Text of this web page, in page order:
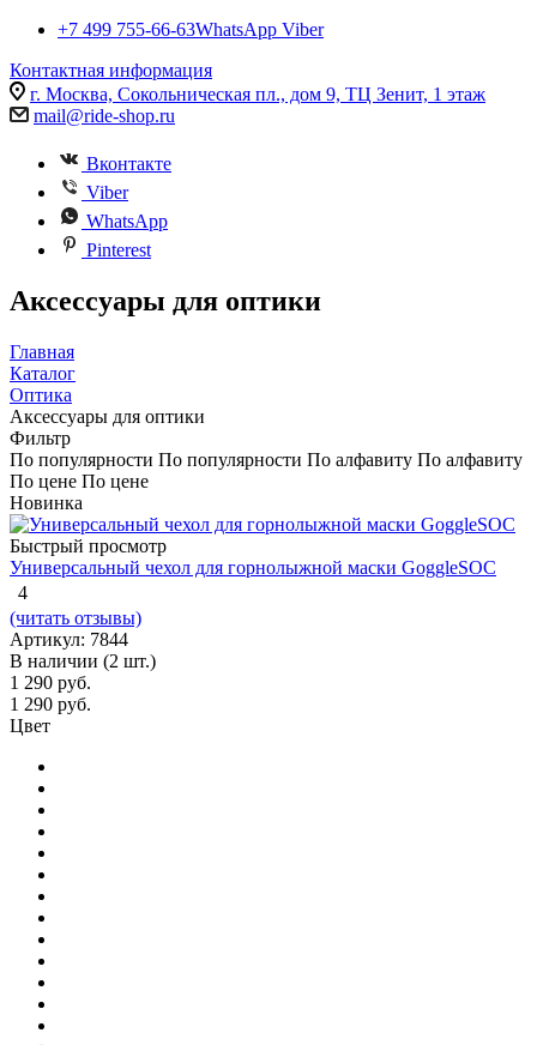
+7 499 755-66-63WhatsApp Viber
Контактная информация
г. Москва, Сокольническая пл., дом 9, ТЦ Зенит, 1 этаж
mail@ride-shop.ru
Вконтакте
Viber
WhatsApp
Pinterest
Аксессуары для оптики
Главная
Каталог
Оптика
Аксессуары для оптики
Фильтр
По популярности По популярности По алфавиту По алфавиту
По цене По цене
Новинка
Быстрый просмотр
Универсальный чехол для горнолыжной маски GoggleSOC
4
(читать отзывы)
Артикул: 7844
В наличии (2 шт.)
1 290 руб.
1 290 руб.
Цвет